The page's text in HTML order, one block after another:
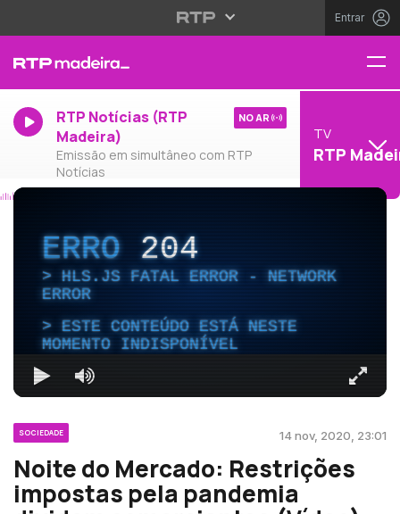
Entrar
RTP Notícias (RTP
Madeira)
Emissão em simultâneo com RTP
Notícias
NO AR
TV
RTP
ERRO204
HLS.JS FATAL ERROR - NETWORK
ERROR
ESTE CONTEÚDO ESTÁ NESTE
MOMENTO INDISPONÍVEL
SOCIEDADE 14 nov, 2020, 23:01
Noite do Mercado: Restrições
impostas pela pandemia